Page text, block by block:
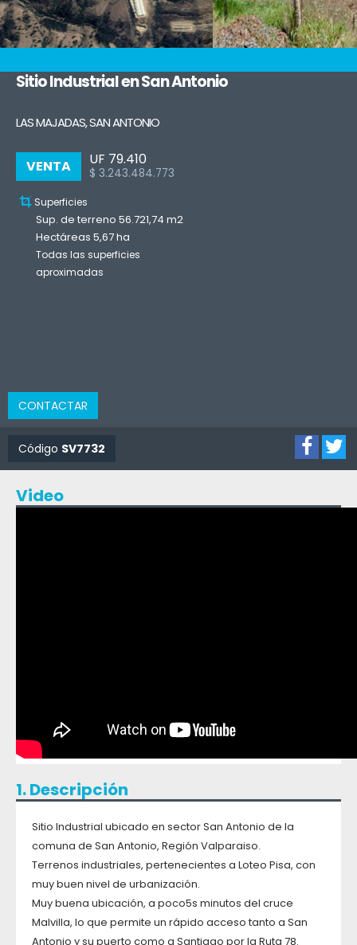
Sitio Industrial en San Antonio
LAS MAJADAS, SAN ANTONIO
VENTA UF 79.410
$ 3.243.484.773
Superficies
Sup. de terreno 56.721,74 m2
Hectáreas 5,67 ha
Todas las superficies
aproximadas
CONTACTAR
Código SV7732
Video
1. Descripción
Sitio Industrial ubicado en sector San Antonio de la
comuna de San Antonio, Región Valparaiso.
Terrenos industriales, pertenecientes a Loteo Pisa, con
muy buen nivel de urbanización.
Muy buena ubicación, a poco5s minutos del cruce
Malvilla, lo que permite un rápido acceso tanto a San
Antonio y su puerto como a Santiago por la Ruta 78.